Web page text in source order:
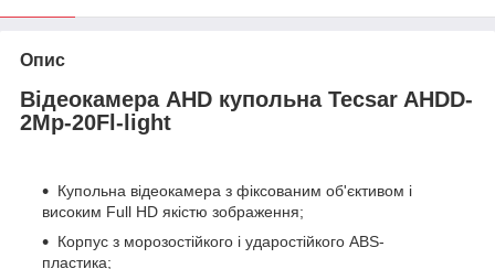
Опис
Відеокамера AHD купольна Tecsar AHDD-
2Mp-20Fl-light
Купольна відеокамера з фіксованим об'єктивом і
високим Full HD якістю зображення;
Корпус з морозостійкого і ударостійкого ABS-
пластика;